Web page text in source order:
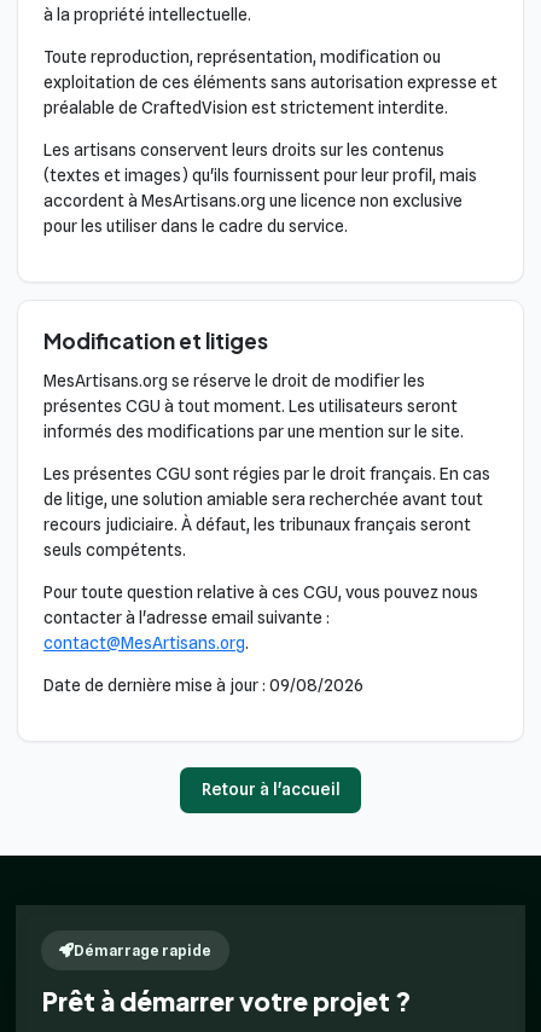
à la propriété intellectuelle.
Toute reproduction, représentation, modification ou
exploitation de ces éléments sans autorisation expresse et
préalable de CraftedVision est strictement interdite.
Les artisans conservent leurs droits sur les contenus
(textes et images) qu'ils fournissent pour leur profil, mais
accordent à MesArtisans.org une licence non exclusive
pour les utiliser dans le cadre du service.
Modification et litiges
MesArtisans.org se réserve le droit de modifier les
présentes CGU à tout moment. Les utilisateurs seront
informés des modifications par une mention sur le site.
Les présentes CGU sont régies par le droit français. En cas
de litige, une solution amiable sera recherchée avant tout
recours judiciaire. À défaut, les tribunaux français seront
seuls compétents.
Pour toute question relative à ces CGU, vous pouvez nous
contacter à l'adresse email suivante :
contact@MesArtisans.org.
Date de dernière mise à jour : 09/08/2026
Retour à l'accueil
Démarrage rapide
Prêt à démarrer votre projet ?